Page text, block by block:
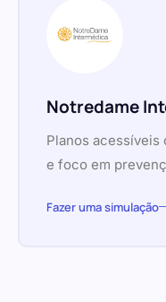
Notredame
Planos
e foco em
Fazer uma simulação